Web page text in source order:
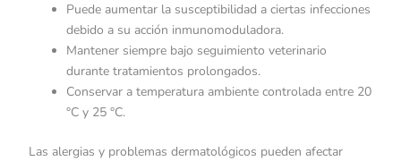
Puede aumentar la susceptibilidad a ciertas infecciones
debido a su acción inmunomoduladora.
Mantener siempre bajo seguimiento veterinario
durante tratamientos prolongados.
Conservar a temperatura ambiente controlada entre 20
°C y 25 °C.
Las alergias y problemas dermatológicos pueden afectar